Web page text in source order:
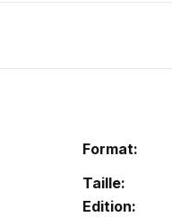
Format:
Taille:
Edition: